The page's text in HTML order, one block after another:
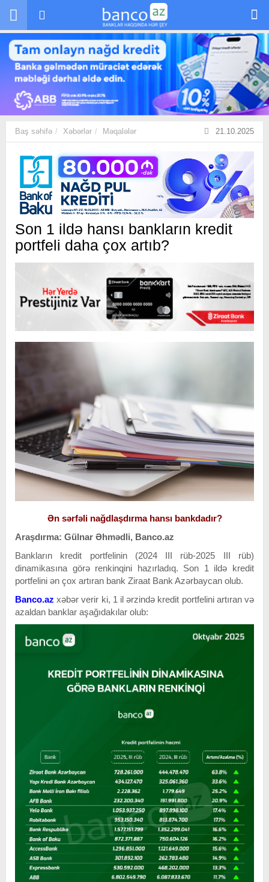
Skip to main content
Baş səhifə Xəbərlər Məqalələr 21.10.2025
Son 1 ildə hansı bankların kredit
portfeli daha çox artıb?
Ən sərfəli nağdlaşdırma hansı bankdadır?
Araşdırma: Gülnar Əhmədli, Banco.az
Bankların kredit portfelinin (2024 III rüb-2025 III rüb)
dinamikasına görə renkinqini hazırladıq. Son 1 ildə kredit
portfelini ən çox artıran bank Ziraat Bank Azərbaycan olub.
Banco.az xəbər verir ki, 1 il ərzində kredit portfelini artıran və
azaldan banklar aşağıdakılar olub: